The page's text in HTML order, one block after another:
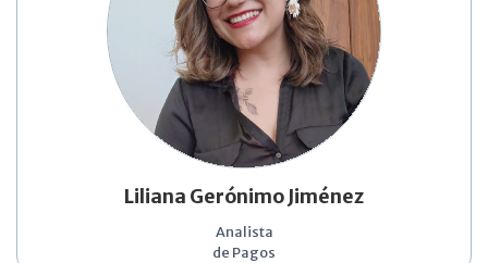
Liliana Gerónimo Jiménez
Analista
de Pagos